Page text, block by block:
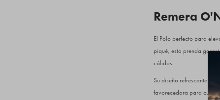
Remera
El Polo perfecto para
piqué, esta prenda
cálidos.
Su diseño refrescante la
favorecedora para